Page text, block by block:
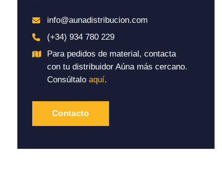
info@aunadistribucion.com
(+34) 934 780 229
Para pedidos de material, contacta
con tu distribuidor Aúna más cercano.
Consúltalo aquí.
Contacto